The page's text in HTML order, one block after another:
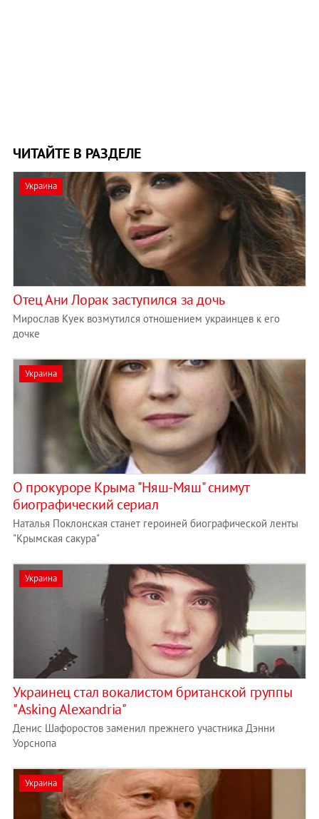
ЧИТАЙТЕ В РАЗДЕЛЕ
Украина
Отец Ани Лорак заступился за дочь
Мирослав Куек возмутился отношением украинцев к его
дочке
Украина
О прокуроре Крыма "Няш-Мяш" снимут
биографический сериал
Наталья Поклонская станет героиней биографической ленты
"Крымская сакура"
Украина
Украинец стал вокалистом британской группы
"Asking Alexandria"
Денис Шафоростов заменил прежнего участника Дэнни
Уорснопа
Украина